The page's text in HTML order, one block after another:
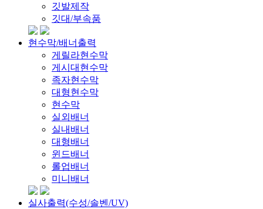
깃발제작
깃대/부속품
현수막/배너출력
게릴라현수막
게시대현수막
족자현수막
대형현수막
현수막
실외배너
실내배너
대형배너
윈드배너
롤업배너
미니배너
실사출력(수성/솔벤/UV)